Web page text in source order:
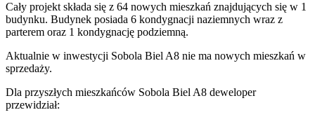
Cały projekt składa się z 64 nowych mieszkań znajdujących się w 1
budynku. Budynek posiada 6 kondygnacji naziemnych wraz z
parterem oraz 1 kondygnację podziemną.
Aktualnie w inwestycji Sobola Biel A8 nie ma nowych mieszkań w
sprzedaży.
Dla przyszłych mieszkańców Sobola Biel A8 deweloper
przewidział: